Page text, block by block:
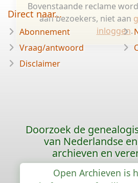
Bovenstaande reclame
aan bezoekers, niet aan
inloggen.
Direct naar...
Abonnement
Vraag/antwoord
Disclaimer
Doorzoek de
van Nederlandse
archieven en
Open Archieven is